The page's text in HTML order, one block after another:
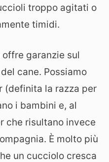
troppo agitati o
timidi.
offre garanzie sul
cane. Possiamo
(definita la razza per
i bambini e, al
che risultano invece
È molto più
un cucciolo cresca